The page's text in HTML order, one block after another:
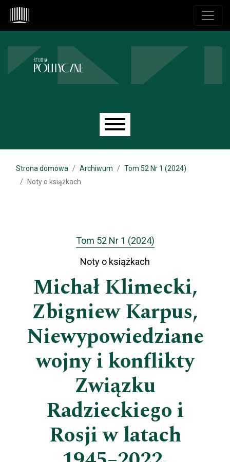
Przejdź do głównego menu
Przejdź do sekcji głównej
Przejdź do stopki
Main menu
Strona domowa Archiwum
Tom 52 Nr 1 (2024)
Noty o książkach
Tom 52 Nr 1 (2024)
Noty o książkach
Michał Klimecki,
Zbigniew Karpus,
Niewypowiedziane
wojny i konflikty
Związku
Radzieckiego i
Rosji w latach